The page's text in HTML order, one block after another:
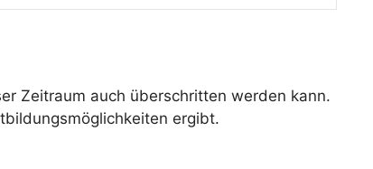
Zeitraum auch überschritten werden kann.
ergibt.